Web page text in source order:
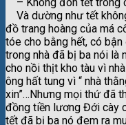
Và dường như tết
đồ trang hoàng của má
tóe cho bằng hết, có
trong nhà đã bị ba nói là
cho nồi thịt kho tàu vì
ông hất tung vì “ nhà
xin”…Nhưng mọi thứ đã
đồng tiền lương Đới cày
tết đã bị ba nó đem ra